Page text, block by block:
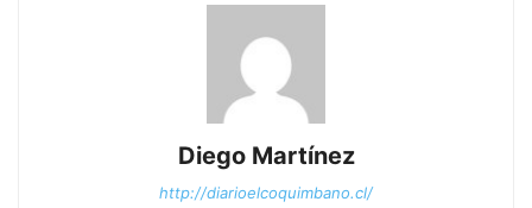
Diego Martínez
http://diarioelcoquimbano.cl/